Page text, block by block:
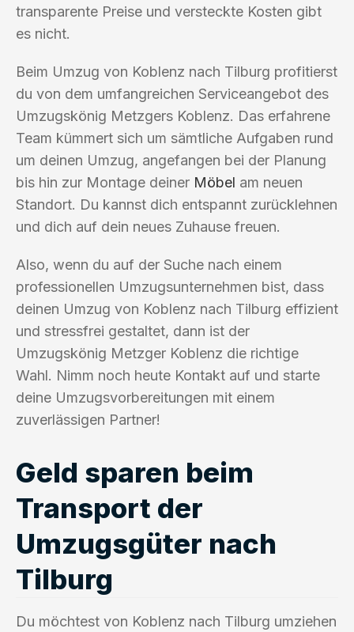
transparente Preise und versteckte Kosten gibt
es nicht.
Beim Umzug von Koblenz nach Tilburg profitierst
du von dem umfangreichen Serviceangebot des
Umzugskönig Metzgers Koblenz. Das erfahrene
Team kümmert sich um sämtliche Aufgaben rund
um deinen Umzug, angefangen bei der Planung
bis hin zur Montage deiner Möbel am neuen
Standort. Du kannst dich entspannt zurücklehnen
und dich auf dein neues Zuhause freuen.
Also, wenn du auf der Suche nach einem
professionellen Umzugsunternehmen bist, dass
deinen Umzug von Koblenz nach Tilburg effizient
und stressfrei gestaltet, dann ist der
Umzugskönig Metzger Koblenz die richtige
Wahl. Nimm noch heute Kontakt auf und starte
deine Umzugsvorbereitungen mit einem
zuverlässigen Partner!
Geld sparen beim
Transport der
Umzugsgüter nach
Tilburg
Du möchtest von Koblenz nach Tilburg umziehen